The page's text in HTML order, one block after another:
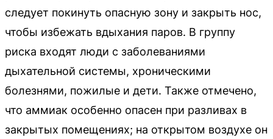
следует покинуть опасную зону и закрыть нос,
чтобы избежать вдыхания паров. В группу
риска входят люди с заболеваниями
дыхательной системы, хроническими
болезнями, пожилые и дети. Также отмечено,
что аммиак особенно опасен при разливах в
закрытых помещениях; на открытом воздухе он